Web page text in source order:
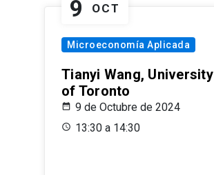
9 OCT
Microeconomía Aplicada
Tianyi Wang, University
of Toronto
9 de Octubre de 2024
13:30 a 14:30